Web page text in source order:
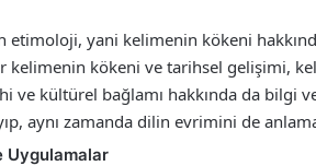
etimoloji, yani kelimenin kökeni
kelimenin kökeni ve tarihsel gelişimi,
ve kültürel bağlamı hakkında da bilgi
aynı zamanda dilin evrimini de
Uygulamalar